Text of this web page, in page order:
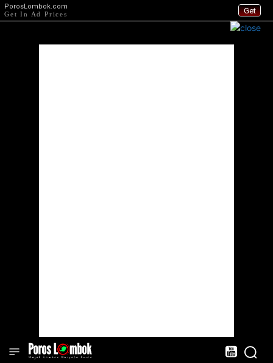
Get
PorosLombok.com
Get In Ad Prices